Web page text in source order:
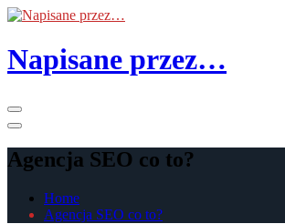
Skip
the
content
Napisane przez…
Agencja SEO co to?
Home
Agencja SEO co to?